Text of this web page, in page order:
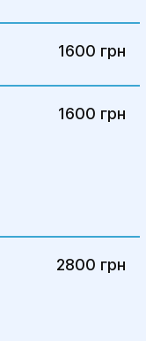
1600 грн
1600 грн
2800 грн